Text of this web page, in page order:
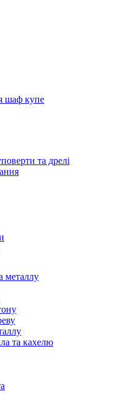
шаф купе
та дрелі
металлу
та кахелю